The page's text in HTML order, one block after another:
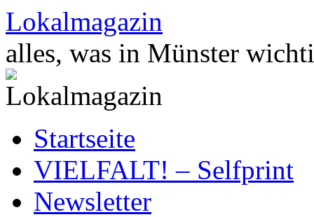
Zum
Inhalt
springen
Lokalmagazin
alles, was in Münster
Startseite
VIELFALT! – Selfprint
Newsletter